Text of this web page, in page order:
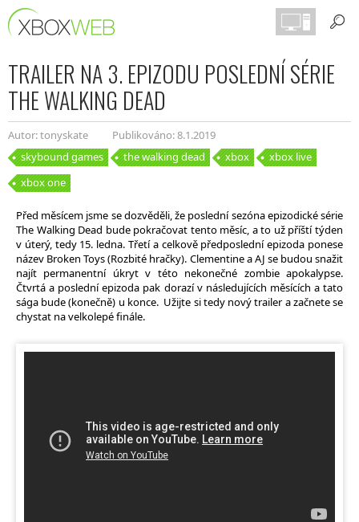
TRAILER NA 3. EPIZODU POSLEDNÍ SÉRIE
THE WALKING DEAD
Autor: tonyskate
Publikováno: 8.1.2019
skybound games
the walking dead xbox
xbox live
xbox one
Před měsícem jsme se dozvěděli, že poslední sezóna epizodické série
The Walking Dead bude pokračovat tento měsíc, a to už příští týden
v úterý, tedy 15. ledna. Třetí a celkově předposlední epizoda ponese
název Broken Toys (Rozbité hračky). Clementine a AJ se budou snažit
najít permanentní úkryt v této nekonečné zombie apokalypse.
Čtvrtá a poslední epizoda pak dorazí v následujících měsících a tato
sága bude (konečně) u konce. Užijte si tedy nový trailer a začnete se
chystat na velkolepé finále.